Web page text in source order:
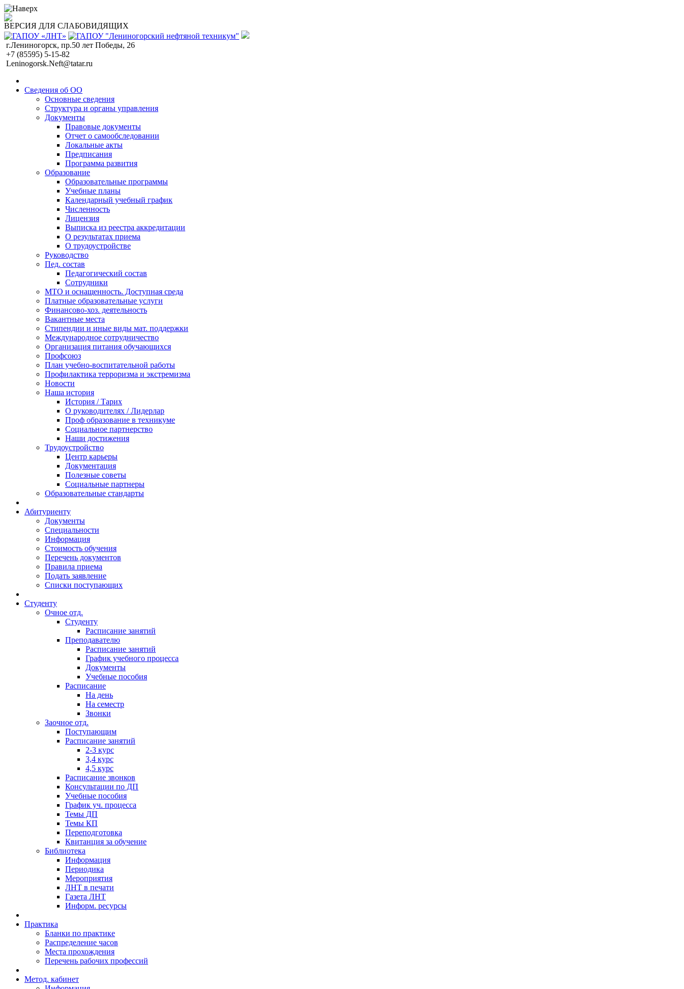
ВЕРСИЯ ДЛЯ СЛАБОВИДЯЩИХ
г.Лениногорск, пр.50 лет Победы, 26
+7 (85595) 5-15-82
Leninogorsk.Neft@tatar.ru
Сведения об ОО
Основные сведения
Структура и органы управления
Документы
Правовые документы
Отчет о самообследовании
Локальные акты
Предписания
Программа развития
Образование
Образовательные программы
Учебные планы
Календарный учебный график
Численность
Лицензия
Выписка из реестра аккредитации
О результатах приема
О трудоустройстве
Руководство
Пед. состав
Педагогический состав
Сотрудники
МТО и оснащенность. Доступная среда
Платные образовательные услуги
Финансово-хоз. деятельность
Вакантные места
Стипендии и иные виды мат. поддержки
Международное сотрудничество
Организация питания обучающихся
Профсоюз
План учебно-воспитательной работы
Профилактика терроризма и экстремизма
Новости
Наша история
История / Тарих
О руководителях / Лидерлар
Проф образование в техникуме
Социальное партнерство
Наши достижения
Трудоустройство
Центр карьеры
Документация
Полезные советы
Социальные партнеры
Образовательные стандарты
Абитуриенту
Документы
Специальности
Информация
Стоимость обучения
Перечень документов
Правила приема
Подать заявление
Списки поступающих
Студенту
Очное отд.
Студенту
Расписание занятий
Преподавателю
Расписание занятий
График учебного процесса
Документы
Учебные пособия
Расписание
На день
На семестр
Звонки
Заочное отд.
Поступающим
Расписание занятий
2-3 курс
3,4 курс
4,5 курс
Расписание звонков
Консультации по ДП
Учебные пособия
График уч. процесса
Темы ДП
Темы КП
Переподготовка
Квитанция за обучение
Библиотека
Информация
Периодика
Мероприятия
ЛНТ в печати
Газета ЛНТ
Информ. ресурсы
Практика
Бланки по практике
Распределение часов
Места прохождения
Перечень рабочих профессий
Метод. кабинет